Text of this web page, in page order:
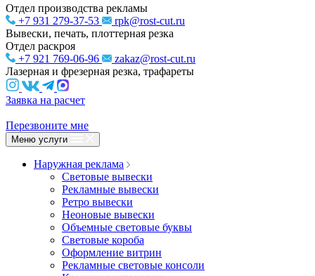
Отдел производства рекламы
+7 931 279-37-53
rpk@rost-cut.ru
Вывески, печать, плоттерная резка
Отдел раскроя
+7 921 769-06-96
zakaz@rost-cut.ru
Лазерная и фрезерная резка, трафареты
Заявка на расчет
Перезвоните мне
Меню услуги
Наружная реклама
Световые вывески
Рекламные вывески
Ретро вывески
Неоновые вывески
Объемные световые буквы
Световые короба
Оформление витрин
Рекламные световые консоли